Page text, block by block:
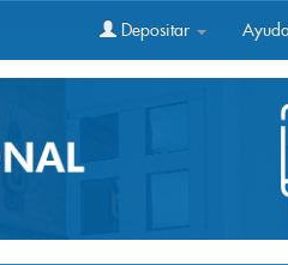
Depositar Ayuda